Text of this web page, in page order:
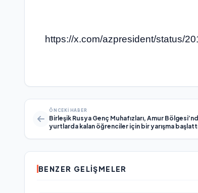
https://x.com/azpresident/status/
ÖNCEKI HABER
Birleşik Rusya Genç Muhafızları, Amur
yurtlarda kalan öğrenciler için bir yarışma
BENZER GELIŞMELER